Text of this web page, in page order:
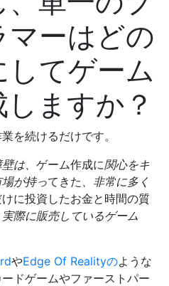
マーはどの
してゲーム
ますか？
を続けるだけです。
は、 ゲーム作成に関心をキ
が持ってきた 、非常に多く
に投資したお金と時間の質
実際に販売しているゲーム
やEdge Of Realityのような
ドゲームやファーストパー